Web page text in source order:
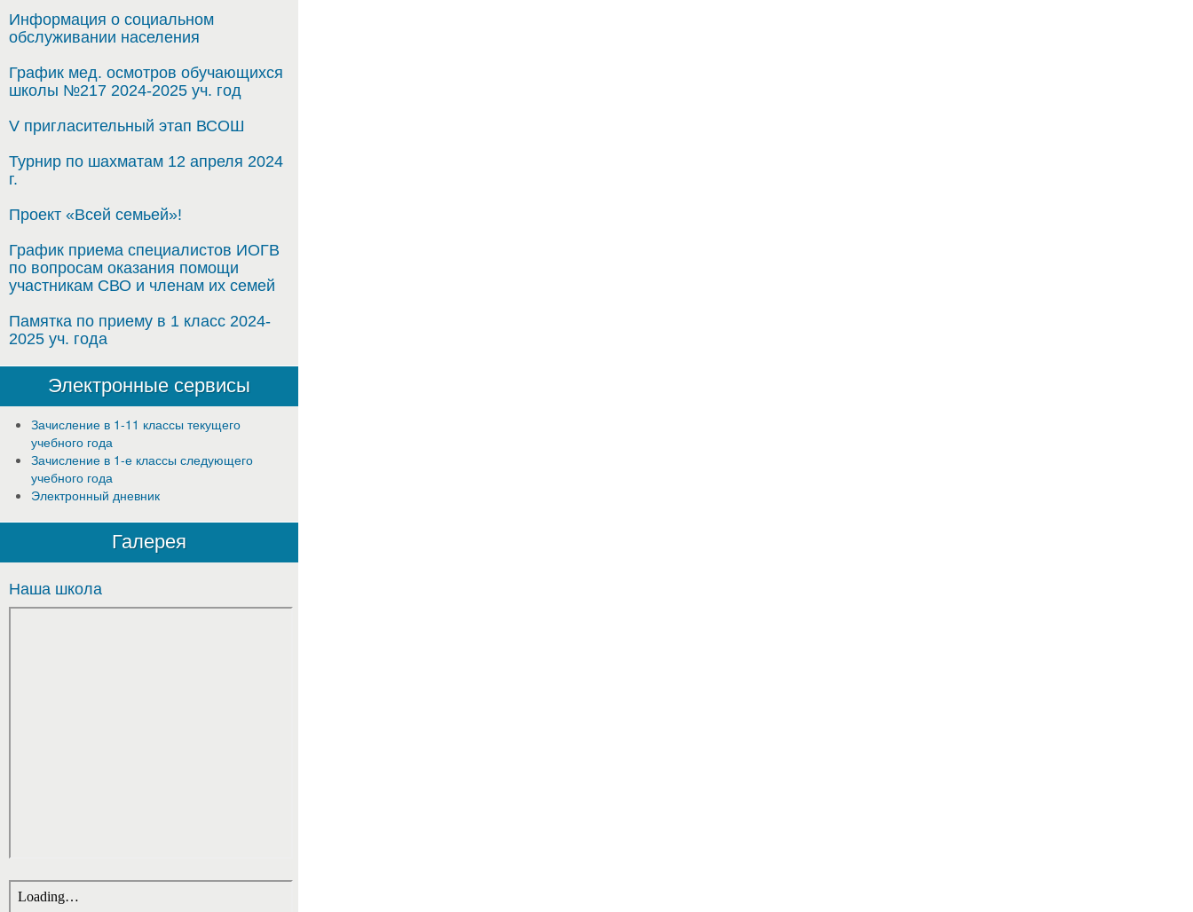
Информация о социальном
обслуживании населения
График мед. осмотров обучающихся
школы №217 2024-2025 уч. год
V пригласительный этап ВСОШ
Турнир по шахматам 12 апреля 2024
г.
Проект «Всей семьей»!
График приема специалистов ИОГВ
по вопросам оказания помощи
участникам СВО и членам их семей
Памятка по приему в 1 класс 2024-
2025 уч. года
Электронные сервисы
Зачисление в 1-11 классы текущего
учебного года
Зачисление в 1-е классы следующего
учебного года
Электронный дневник
Галерея
Наша школа